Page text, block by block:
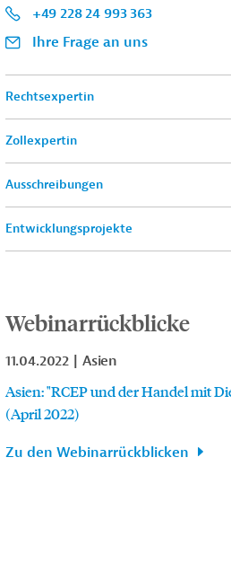
+49 228 24 993 363
Ihre Frage an uns
Rechtsexpertin
Zollexpertin
Ausschreibungen
Entwicklungsprojekte
Webinarrückblicke
11.04.2022 Asien
Asien: "RCEP und der Handel mit
(April 2022)
Zu den Webinarrückblicken